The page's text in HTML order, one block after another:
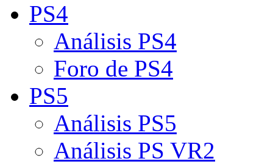
PS4
Análisis PS4
Foro de PS4
PS5
Análisis PS5
Análisis PS VR2